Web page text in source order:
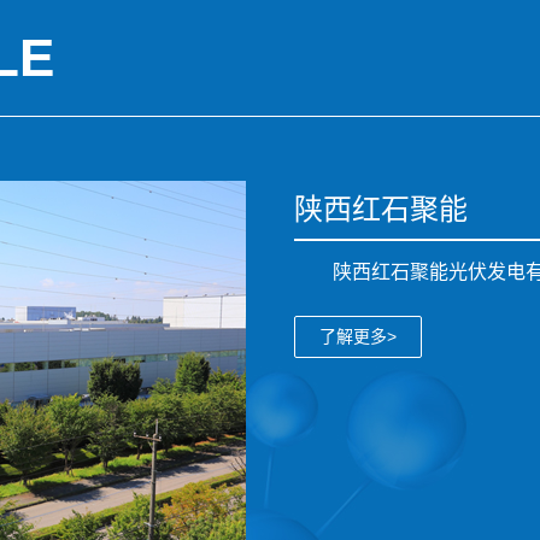
陕西红石聚能
陕西红石聚能光伏发电
了解更多>